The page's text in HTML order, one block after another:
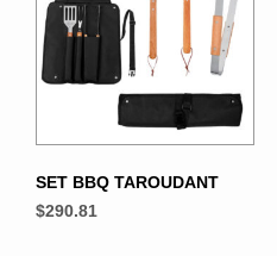
SET BBQ TAROUDANT
$290.81